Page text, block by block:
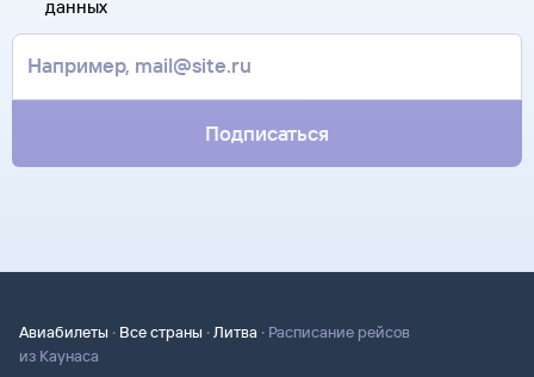
почте. Советуем распечатать ее и взять с собой в аэропорт.
Она может пригодиться на паспортном контроле
за границей, хотя для посадки в самолет вам понадобится
только паспорт.
контакты агентства-партнера, через которое оформлен
билет. Вы можете связаться с ним напрямую.
данных
Подписаться
Авиабилеты · Все страны ·Литва · Расписание рейсов
из Каунаса